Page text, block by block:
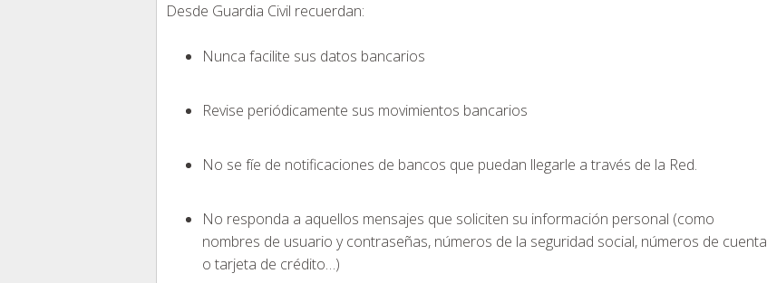
Desde Guardia Civil recuerdan:
Nunca facilite sus datos bancarios
Revise periódicamente sus movimientos bancarios
No se fíe de notificaciones de bancos que puedan llegarle a través de la Red.
No responda a aquellos mensajes que soliciten su información personal (como
nombres de usuario y contraseñas, números de la seguridad social, números de cuenta
o tarjeta de crédito…)